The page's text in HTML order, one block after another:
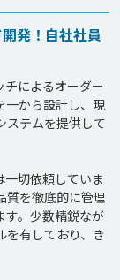
発！自社社員
チによるオーダー
一から設計し、現
ステムを提供して
切依頼していま
質を徹底的に管理
す。少数精鋭なが
を有しており、き